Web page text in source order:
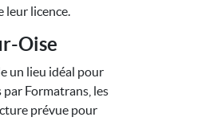
leur licence.
Oise
un lieu idéal pour
Formatrans, les
prévue pour